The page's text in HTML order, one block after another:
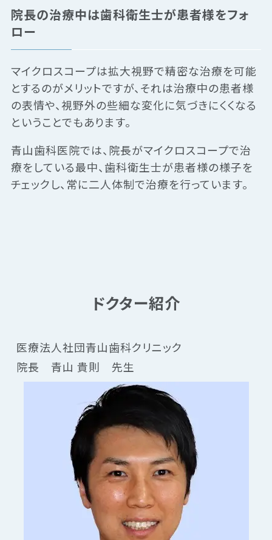
院長の治療中は歯科衛生士が患者様をフォ
ロー
マイクロスコープは拡大視野で精密な治療を可能
とするのがメリットですが、それは治療中の患者様
の表情や、視野外の些細な変化に気づきにくくなる
ということでもあります。
青山歯科医院では、院長がマイクロスコープで治
療をしている最中、歯科衛生士が患者様の様子を
チェックし、常に二人体制で治療を行っています。
ドクター紹介
医療法人社団青山歯科クリニック
院長　青山 貴則　先生